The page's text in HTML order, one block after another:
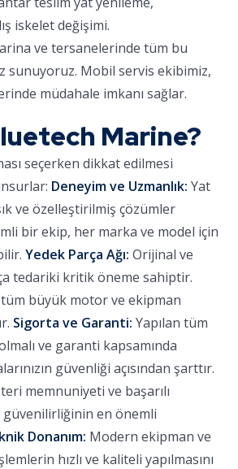
iskelet değişimi.
ve tersanelerinde tüm bu
sunuyoruz. Mobil servis ekibimiz,
müdahale imkanı sağlar.
Marine?
seçerken dikkat edilmesi
Deneyim ve Uzmanlık: Yat
ve özelleştirilmiş çözümler
bir ekip, her marka ve model için
Yedek Parça Ağı: Orijinal ve
tedariki kritik öneme sahiptir.
büyük motor ve ekipman
Sigorta ve Garanti: Yapılan tüm
ve garanti kapsamında
güvenliği açısından şarttır.
memnuniyeti ve başarılı
güvenilirliğinin en önemli
Donanım: Modern ekipman ve
hızlı ve kaliteli yapılmasını